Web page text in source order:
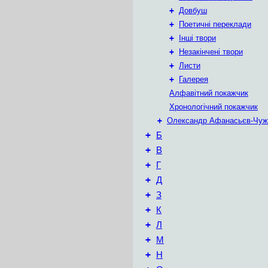
+ Довбуш
+
Поетичні переклади
+
Інші твори
+
Незакінчені твори
+ Листи
+
Галерея
Алфавітний покажчик
Хронологічний покажчик
+ Олександр Афанасьєв-
+ Б
+ В
+ Г
+ Д
+ З
+ К
+ Л
+ М
+ Н